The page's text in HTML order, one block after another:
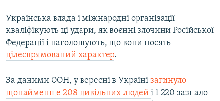
Українська влада і міжнародні організації
кваліфікують ці удари, як воєнні злочини Російської
Федерації і наголошують, що вони носять
цілеспрямований характер.
За даними ООН, у вересні в Україні загинуло
щонайменше 208 цивільних людей і 1 220 зазнало